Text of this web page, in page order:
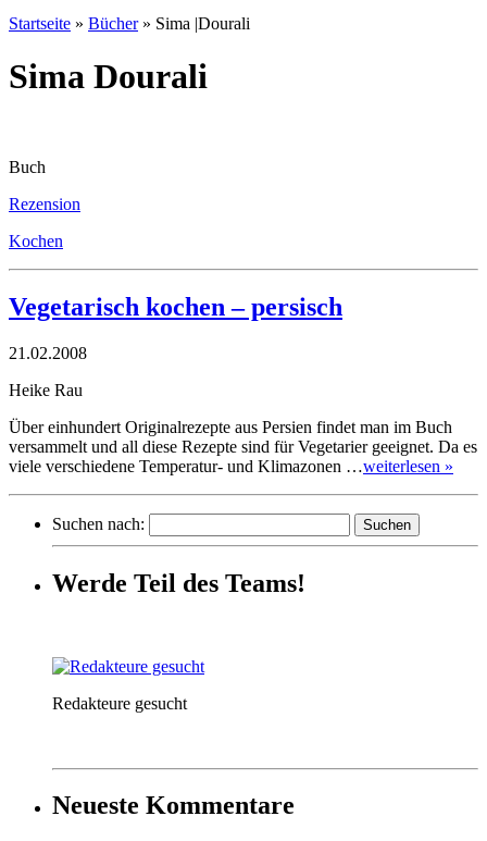
Startseite » Bücher» Sima |Dourali
Sima Dourali
Buch
Rezension
Kochen
Vegetarisch kochen – persisch
21.02.2008
Heike Rau
Über einhundert Originalrezepte aus Persien findet man im Buch
versammelt und all diese Rezepte sind für Vegetarier geeignet. Da es
viele verschiedene Temperatur- und Klimazonen …weiterlesen »
Suchen nach:
Werde Teil des Teams!
Redakteure gesucht
Neueste Kommentare